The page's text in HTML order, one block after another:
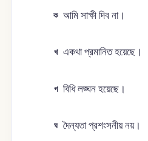
ক আমি সাক্ষী দিব না।
খ একথা প্রমানিত হয়েছে।
গ বিধি লঙ্ঘন হয়েছে।
ঘ দৈন্যতা প্রশংসনীয় নয়।